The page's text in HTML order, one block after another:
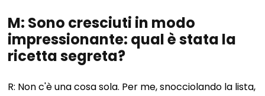
M: Sono cresciuti in modo
impressionante: qual è stata la
ricetta segreta?
R: Non c'è una cosa sola. Per me, snocciolando la lista,